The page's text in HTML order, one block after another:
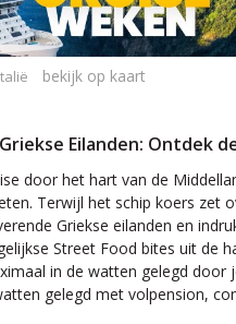
vanaf Venetië naar
bekijk op kaart
Eilanden: Ontdek
door het hart van de
Terwijl het schip koers zet
Griekse eilanden en
Street Food bites uit de
in de watten gelegd
gelegd met volpension,